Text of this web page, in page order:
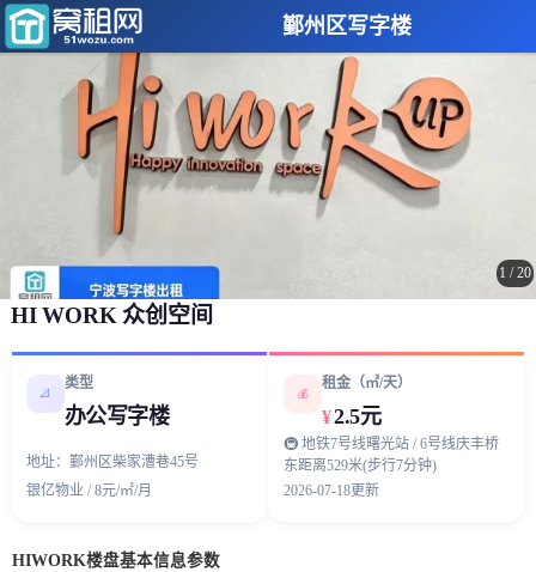
鄞州区写字楼
1 /20
HI WORK 众创空间
📐
类型
办公写字楼
地址：鄞州区柴家漕巷45号
银亿物业 / 8元/㎡/月
💰
租金（㎡/天）
¥2.5元
🚇 地铁7号线曙光站 / 6号线庆丰桥
东距离529米(步行7分钟)
2026-07-18更新
HIWORK楼盘基本信息参数